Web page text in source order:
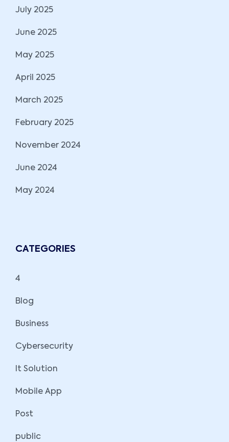
July 2025
June 2025
May 2025
April 2025
March 2025
February 2025
November 2024
June 2024
May 2024
CATEGORIES
4
Blog
Business
Cybersecurity
It Solution
Mobile App
Post
public